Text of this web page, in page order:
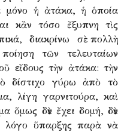
μόνο ἡ ἀτάκα, ἡ ὁποία
κἂν τόσο ἔξυπνη τὶς
διακρίνω σὲ πολλὴ
τῶν τελευταίων
εἴδους τὴν ἀτάκα: τὴν
δίστιχο γύρω ἀπὸ τὸ
λίγη γαρνιτούρα, καὶ
ὅμως δὲν ἔχει δομή, δὲν
λόγο ὕπαρξης παρὰ νὰ